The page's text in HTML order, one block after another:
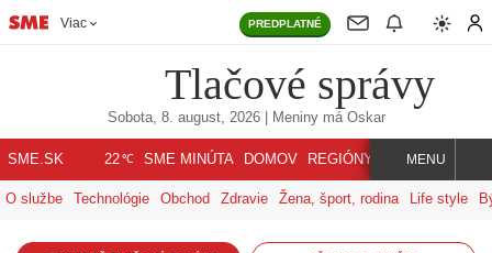
Viac PREDPLATNÉ
Tlačové správy
Sobota, 8. august, 2026| Meniny má Oskar
SME.SK 22℃ SME MINÚTA DOMOV REGIÓNY INDEX SVET
MENU
O službe Technológie Obchod Zdravie Žena, šport, rodina Life style